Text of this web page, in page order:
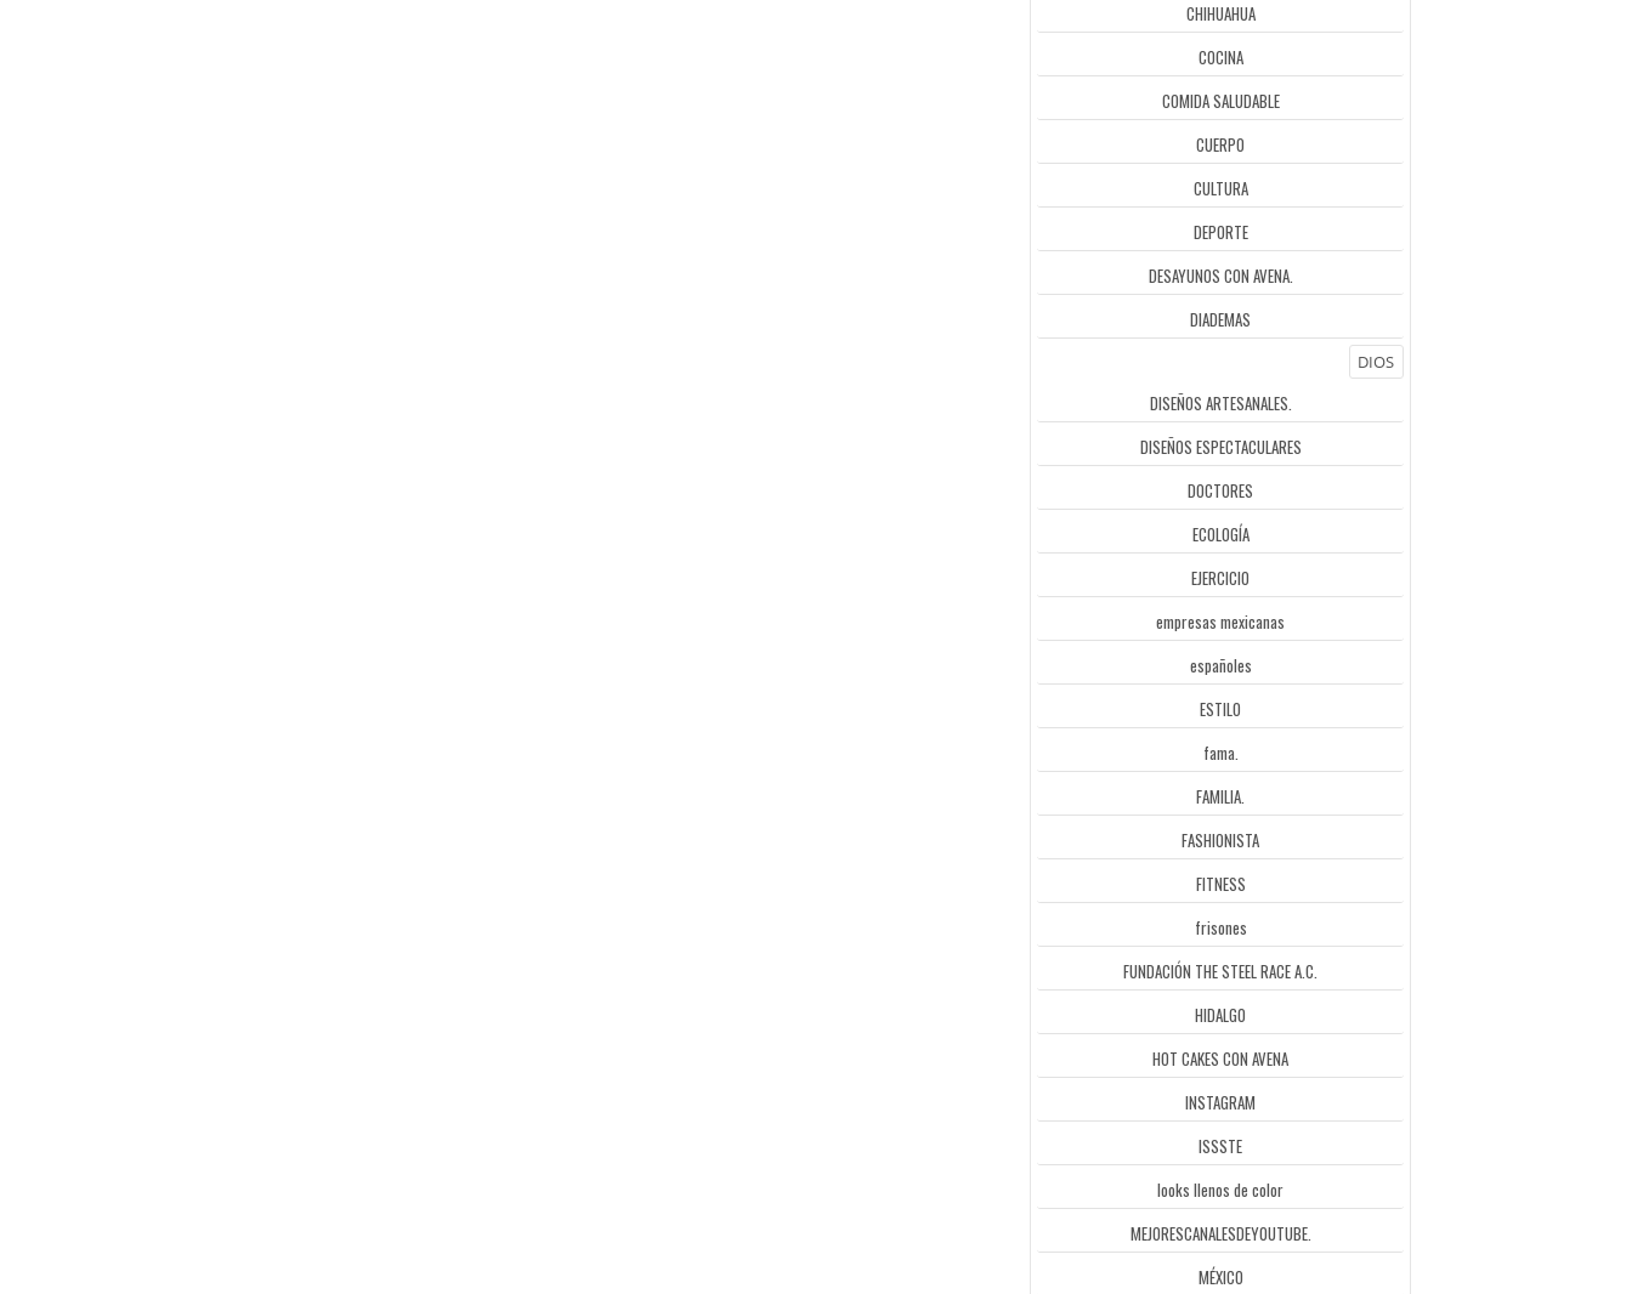
CHIHUAHUA
COCINA
COMIDA SALUDABLE
CUERPO
CULTURA
DEPORTE
DESAYUNOS CON AVENA.
DIADEMAS
DIOS
DISEÑOS ARTESANALES.
DISEÑOS ESPECTACULARES
DOCTORES
ECOLOGÍA
EJERCICIO
empresas mexicanas
españoles
ESTILO
fama.
FAMILIA.
FASHIONISTA
FITNESS
frisones
FUNDACIÓN THE STEEL RACE A.C.
HIDALGO
HOT CAKES CON AVENA
INSTAGRAM
ISSSTE
looks llenos de color
MEJORESCANALESDEYOUTUBE.
MÉXICO